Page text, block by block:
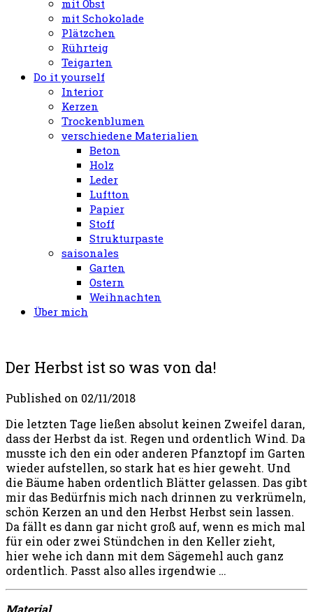
mit Obst
mit Schokolade
Plätzchen
Rührteig
Teigarten
Do it yourself
Interior
Kerzen
Trockenblumen
verschiedene Materialien
Beton
Holz
Leder
Luftton
Papier
Stoff
Strukturpaste
saisonales
Garten
Ostern
Weihnachten
Über mich
Der Herbst ist so was von da!
Published on 02/11/2018
Die letzten Tage ließen absolut keinen Zweifel daran,
dass der Herbst da ist. Regen und ordentlich Wind. Da
musste ich den ein oder anderen Pfanztopf im Garten
wieder aufstellen, so stark hat es hier geweht. Und
die Bäume haben ordentlich Blätter gelassen. Das gibt
mir das Bedürfnis mich nach drinnen zu verkrümeln,
schön Kerzen an und den Herbst Herbst sein lassen.
Da fällt es dann gar nicht groß auf, wenn es mich mal
für ein oder zwei Stündchen in den Keller zieht,
hier wehe ich dann mit dem Sägemehl auch ganz
ordentlich. Passt also alles irgendwie …
Material